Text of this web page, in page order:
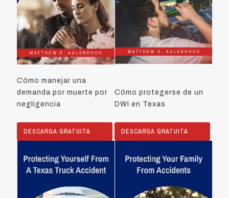
Cómo manejar una
demanda por muerte por
negligencia
DESCARGA GRATUITA
Cómo protegerse de un
DWI en Texas
DESCARGA GRATUITA